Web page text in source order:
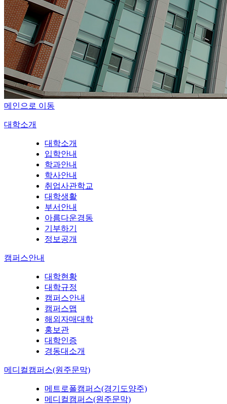
메인으로 이동
대학소개
대학소개
입학안내
학과안내
학사안내
취업사관학교
대학생활
부서안내
아름다운경동
기부하기
정보공개
캠퍼스안내
대학현황
대학규정
캠퍼스안내
캠퍼스맵
해외자매대학
홍보관
대학인증
경동대소개
메디컬캠퍼스(원주문막)
메트로폴캠퍼스(경기도양주)
메디컬캠퍼스(원주문막)